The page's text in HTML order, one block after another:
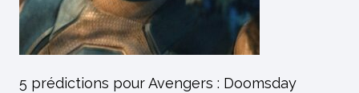
5 prédictions pour Avengers : Doomsday